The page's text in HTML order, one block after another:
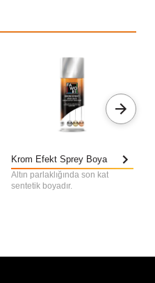
Krom Efekt Sprey Boya
Altın parlaklığında son kat
sentetik boyadır.